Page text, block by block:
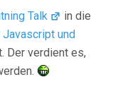
Talk
in die
und
Der verdient es,